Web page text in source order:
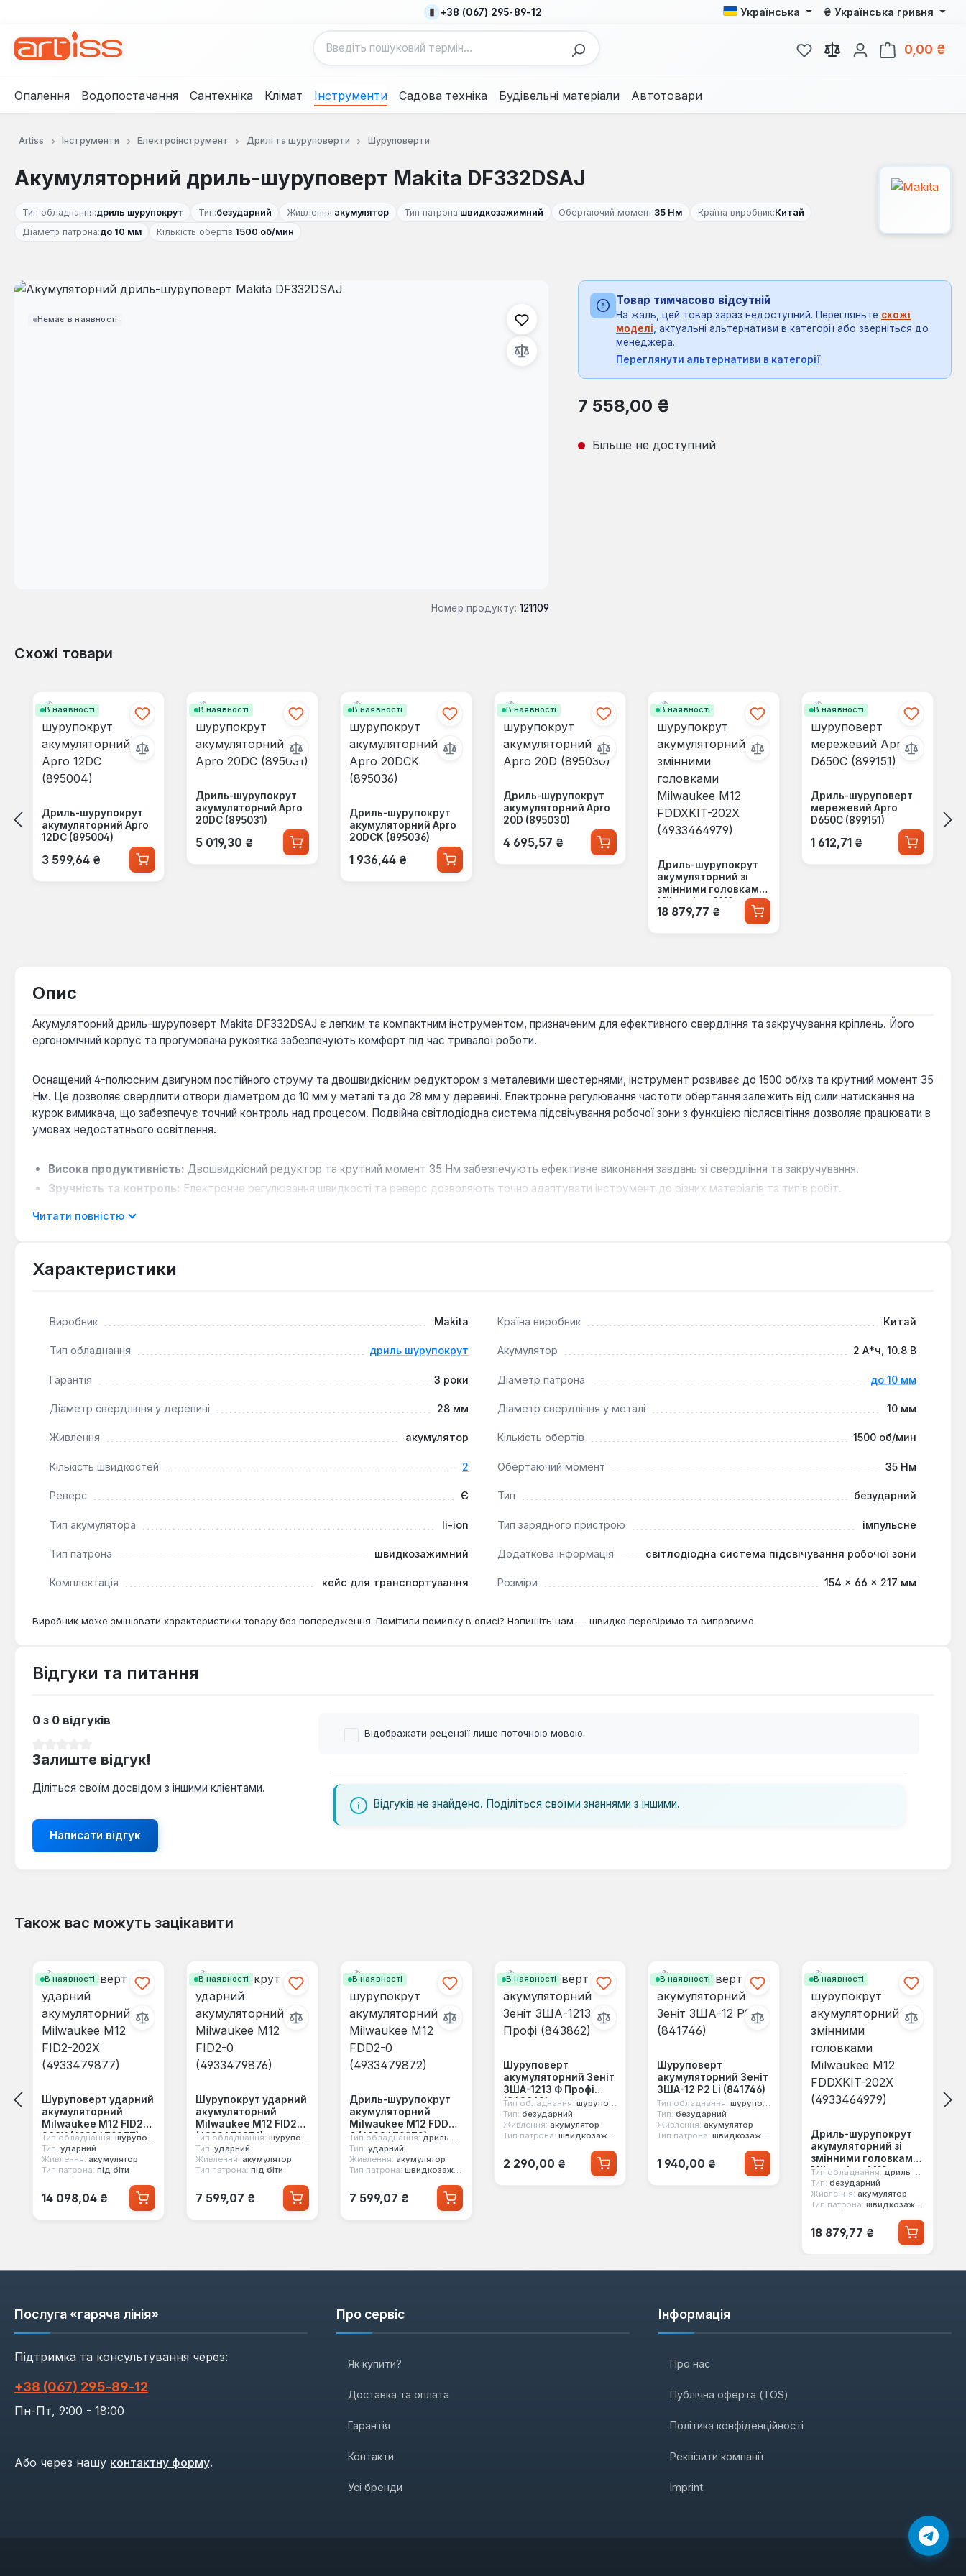
+38 (067) 295-89-12 Українська ₴ Українська гривня
У вас є 0 у списку бажань
0,00 ₴
Опалення Водопостачання Сантехніка Клімат Інструменти Садова техніка Будівельні матеріали Автотовари
Artiss Інструменти Електроінструмент Дрилі та шуруповерти Шуруповерти
Акумуляторний дриль-шуруповерт Makita DF332DSAJ
Тип обладнання:дриль шурупокрут Тип:безударний Живлення:акумулятор Тип патрона:швидкозажимний Обертаючий момент:35 Нм Країна виробник:Китай
Діаметр патрона:до 10 мм Кількість обертів:1500 об/мин
Немає в наявності
Пропустити галерею зображень
Номер продукту: 121109
Товар тимчасово відсутній
На жаль, цей товар зараз недоступний. Перегляньте схожі
моделі , актуальні альтернативи в категорії або зверніться до
менеджера.
Переглянути альтернативи в категорії
Звичайна ціна:
7 558,00 ₴
Більше не доступний
Схожі товари
В наявності
Дриль-шурупокрут
акумуляторний Apro
12DC (895004)
Звичайна ціна:
3 599,64 ₴
В наявності
Дриль-шурупокрут
акумуляторний Apro
20DC (895031)
Звичайна ціна:
5 019,30 ₴
В наявності
Дриль-шурупокрут
акумуляторний Apro
20DCK (895036)
Звичайна ціна:
1 936,44 ₴
В наявності
Дриль-шурупокрут
акумуляторний Apro
20D (895030)
Звичайна ціна:
4 695,57 ₴
В наявності
Дриль-шурупокрут
акумуляторний зі
змінними головками
Milwaukee M12
FDDXKIT-202X
Звичайна ціна:
18 879,77 ₴
В наявності
Дриль-шуруповерт
мережевий Apro
D650C (899151)
Звичайна ціна:
1 612,71 ₴
Опис
Акумуляторний дриль-шуруповерт Makita DF332DSAJ є легким та компактним інструментом, призначеним для ефективного свердління та закручування кріплень. Його
ергономічний корпус та прогумована рукоятка забезпечують комфорт під час тривалої роботи.
Оснащений 4-полюсним двигуном постійного струму та двошвидкісним редуктором з металевими шестернями, інструмент розвиває до 1500 об/хв та крутний момент 35
Нм. Це дозволяє свердлити отвори діаметром до 10 мм у металі та до 28 мм у деревині. Електронне регулювання частоти обертання залежить від сили натискання на
курок вимикача, що забезпечує точний контроль над процесом. Подвійна світлодіодна система підсвічування робочої зони з функцією післясвітіння дозволяє працювати в
умовах недостатнього освітлення.
Висока продуктивність: Двошвидкісний редуктор та крутний момент 35 Нм забезпечують ефективне виконання завдань зі свердління та закручування.
Зручність та контроль: Електронне регулювання швидкості та реверс дозволяють точно адаптувати інструмент до різних матеріалів та типів робіт.
Дриль-шуруповерт Makita DF332DSAJ є універсальним інструментом для широкого кола завдань у будівництві, ремонті, монтажних роботах та меблевому виробництві.
Він підходить як для професійних майстрів, так і для домашнього використання, де потрібна мобільність, точність та надійність. Комплектація кейсом для
Читати повністю
Характеристики
Виробник Makita Країна виробник Китай
Тип обладнання дриль шурупокрут Акумулятор 2 А*ч, 10.8 В
Гарантія 3 роки Діаметр патрона до 10 мм
Діаметр свердління у деревині 28 мм Діаметр свердління у металі 10 мм
Живлення акумулятор Кількість обертів 1500 об/мин
Кількість швидкостей 2 Обертаючий момент 35 Нм
Реверс Є Тип безударний
Тип акумулятора li-ion Тип зарядного пристрою імпульсне
Тип патрона швидкозажимний Додаткова інформація світлодіодна система підсвічування робочої зони
Комплектація кейс для транспортування Розміри 154 × 66 × 217 мм
Виробник може змінювати характеристики товару без попередження. Помітили помилку в описі? Напишіть нам — швидко перевіримо та виправимо.
Відгуки та питання
0 з 0 відгуків
Залиште відгук!
Діліться своїм досвідом з іншими клієнтами.
Написати відгук
Відображати рецензії лише поточною мовою.
Відгуків не знайдено. Поділіться своїми знаннями з іншими.
Також вас можуть зацікавити
В наявності
Шуруповерт ударний
акумуляторний
Milwaukee M12 FID2-
202X (4933479877)
Тип обладнання: шуруповерт
Тип: ударний
Живлення: акумулятор
Тип патрона: під біти
Звичайна ціна:
14 098,04 ₴
В наявності
Шурупокрут ударний
акумуляторний
Milwaukee M12 FID2-0
(4933479876)
Тип обладнання: шуруповерт
Тип: ударний
Живлення: акумулятор
Тип патрона: під біти
Звичайна ціна:
7 599,07 ₴
В наявності
Дриль-шурупокрут
акумуляторний
Milwaukee M12 FDD2-
0 (4933479872)
Тип обладнання: дриль шурупокрут
Тип: ударний
Живлення: акумулятор
Тип патрона: швидкозажимний
Звичайна ціна:
7 599,07 ₴
В наявності
Шуруповерт
акумуляторний Зеніт
ЗША-1213 Ф Профі
(843862)
Тип обладнання: шуруповерт
Тип: безударний
Живлення: акумулятор
Тип патрона: швидкозажимний
Звичайна ціна:
2 290,00 ₴
В наявності
Шуруповерт
акумуляторний Зеніт
ЗША-12 Р2 Li (841746)
Тип обладнання: шуруповерт
Тип: безударний
Живлення: акумулятор
Тип патрона: швидкозажимний
Звичайна ціна:
1 940,00 ₴
В наявності
Дриль-шурупокрут
акумуляторний зі
змінними головками
Milwaukee M12
FDDXKIT-202X
(4933464979)
Тип обладнання: дриль шурупокрут
Тип: безударний
Живлення: акумулятор
Тип патрона: швидкозажимний
Звичайна ціна:
18 879,77 ₴
Послуга «гаряча лінія»
Підтримка та консультування через:
+38 (067) 295‑89‑12
Пн-Пт, 9:00 - 18:00
Або через нашу контактну форму.
Про сервіс
Як купити?
Доставка та оплата
Гарантія
Контакти
Усі бренди
Інформація
Про нас
Публічна оферта (TOS)
Політика конфіденційності
Реквізити компанії
Imprint